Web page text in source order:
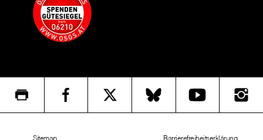
Sitemap Barrierefreiheitserklärung